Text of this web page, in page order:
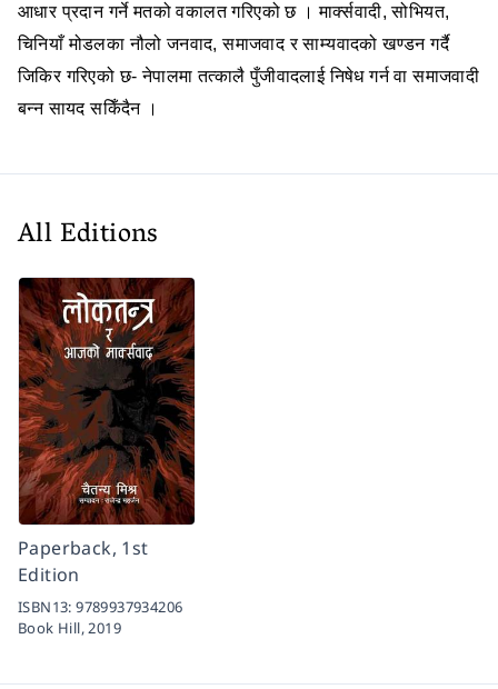
आधार प्रदान गर्ने मतको वकालत गरिएको छ । मार्क्सवादी, सोभियत,
चिनियाँ मोडलका नौलो जनवाद, समाजवाद र साम्यवादको खण्डन गर्दै
जिकिर गरिएको छ- नेपालमा तत्कालै पुँजीवादलाई निषेध गर्न वा समाजवादी
बन्न सायद सकिँदैन ।
All Editions
Paperback, 1st
Edition
ISBN13:9789937934206
Book Hill,2019